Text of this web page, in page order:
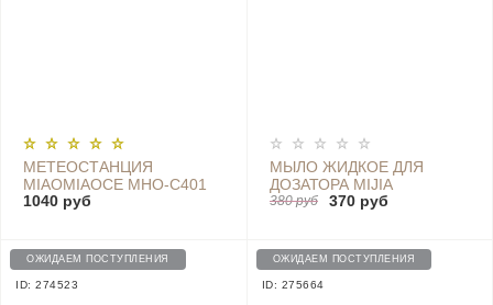
МЕТЕОСТАНЦИЯ
MIAOMIAOCE MHO-C401
(GREY)
1040 руб
МЫЛО ЖИДКОЕ ДЛЯ
ДОЗАТОРА MIJIA
AUTOMATIC FOAM SOAP
380 руб 370 руб
ОЖИДАЕМ ПОСТУПЛЕНИЯ
ID: 274523
ОЖИДАЕМ ПОСТУПЛЕНИЯ
ID: 275664